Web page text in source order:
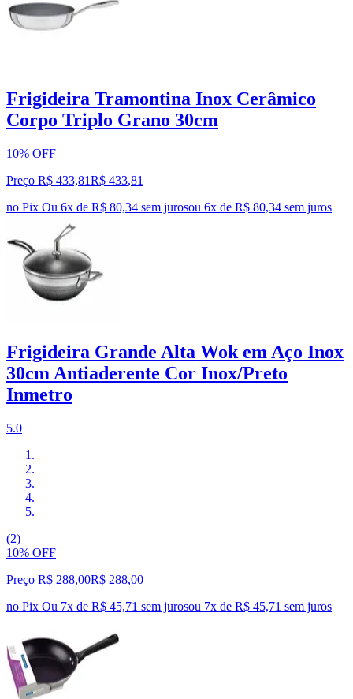
Frigideira Tramontina Inox Cerâmico
Corpo Triplo Grano 30cm
10% OFF
Preço R$ 433,81R$ 433,81
no Pix Ou 6x de R$ 80,34 sem jurosou 6x de R$ 80,34 sem juros
Frigideira Grande Alta Wok em Aço Inox
30cm Antiaderente Cor Inox/Preto
Inmetro
5.0
(2)
10% OFF
Preço R$ 288,00R$ 288,00
no Pix Ou 7x de R$ 45,71 sem jurosou 7x de R$ 45,71 sem juros